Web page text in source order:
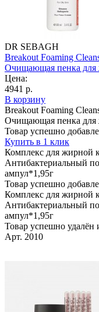
DR SEBAGH
Breakout Foaming
Очищающая пенка для
Цена:
4941 р.
В корзину
Breakout Foaming
Очищающая пенка для
Товар успешно
Купить в 1 клик
Комплекс для жирной
Антибактериальный
ампул*1,95г
Товар успешно
Комплекс для жирной
Антибактериальный
ампул*1,95г
Товар успешно удалён
Арт. 2010